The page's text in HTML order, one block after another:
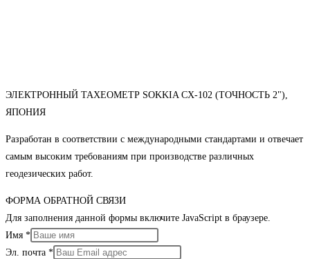
ЭЛЕКТРОННЫЙ ТАХЕОМЕТР SOKKIA CX-102 (ТОЧНОСТЬ 2"),
ЯПОНИЯ
Разработан в соответствии с международными стандартами и отвечает
самым высоким требованиям при производстве различных
геодезических работ.
ФОРМА ОБРАТНОЙ СВЯЗИ
Для заполнения данной формы включите JavaScript в браузере.
Имя *
Эл. почта *